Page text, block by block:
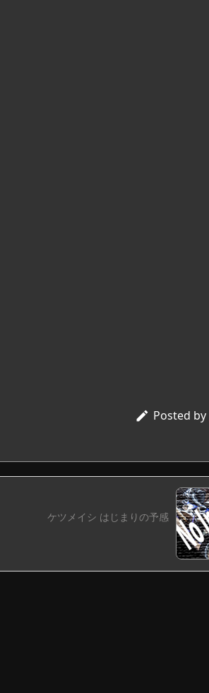
 Posted by
ケツメイシ はじまりの予感